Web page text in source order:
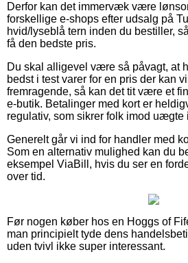
Derfor kan det immervæk være
forskellige e-shops efter udsalg på
hvid/lyseblå tern inden du bestiller,
få den bedste pris.
Du skal alligevel være så påvagt, at
bedst i test varer for en pris der kan
fremragende, så kan det tit være et
e-butik. Betalinger med kort er
regulativ, som sikrer folk imod uægte
Generelt går vi ind for handler med
Som en alternativ mulighed kan du
eksempel ViaBill, hvis du ser en
over tid.
Før nogen køber hos en Hoggs of
man principielt tyde dens
uden tvivl ikke super interessant.